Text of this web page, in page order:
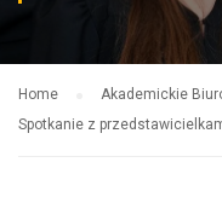
Home
Akademickie
Spotkanie z